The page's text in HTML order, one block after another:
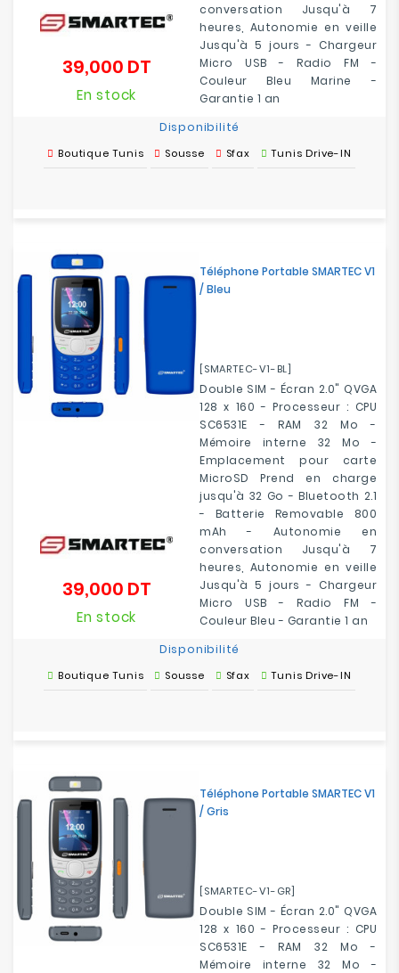
conversation Jusqu'à 7
heures, Autonomie en veille
Jusqu'à 5 jours - Chargeur
Micro USB - Radio FM -
Couleur Bleu Marine -
Garantie 1 an
39,000 DTPrix
En stock
Disponibilité
Boutique Tunis Sousse Sfax Tunis Drive-IN
Téléphone Portable SMARTEC V1
/ Bleu
[SMARTEC-V1-BL]
Double SIM - Écran 2.0" QVGA
128 x 160 - Processeur : CPU
SC6531E - RAM 32 Mo -
Mémoire interne 32 Mo -
Emplacement pour carte
MicroSD Prend en charge
jusqu'à 32 Go - Bluetooth 2.1
- Batterie Removable 800
mAh - Autonomie en
conversation Jusqu'à 7
heures, Autonomie en veille
Jusqu'à 5 jours - Chargeur
Micro USB - Radio FM -
Couleur Bleu - Garantie 1 an
39,000 DTPrix
En stock
Disponibilité
Boutique Tunis Sousse Sfax Tunis Drive-IN
Téléphone Portable SMARTEC V1
/ Gris
[SMARTEC-V1-GR]
Double SIM - Écran 2.0" QVGA
128 x 160 - Processeur : CPU
SC6531E - RAM 32 Mo -
Mémoire interne 32 Mo -